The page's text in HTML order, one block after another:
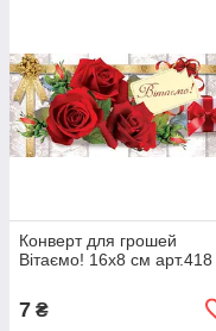
Конверт для грошей
Вітаємо! 16х8 см арт.418
7 ₴